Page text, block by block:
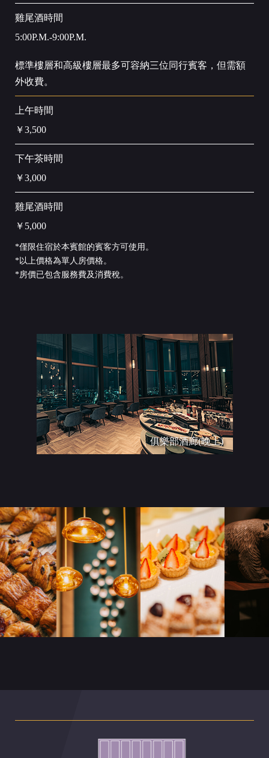
雞尾酒時間
5:00P.M.-9:00P.M.
標準樓層和高級樓層最多可容納三位同行賓客，但需額
外收費。
上午時間
￥3,500
下午茶時間
￥3,000
雞尾酒時間
￥5,000
*僅限住宿於本賓館的賓客方可使用。
*以上價格為單人房價格。
*房價已包含服務費及消費稅。
俱樂部酒廊(晚上)